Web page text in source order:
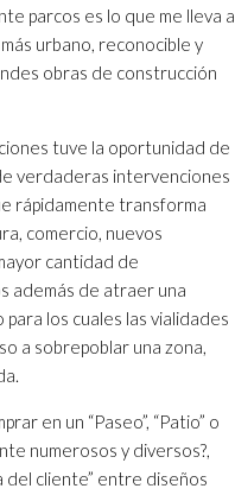
parcos es lo que me lleva a
urbano, reconocible y
obras de construcción
tuve la oportunidad de
verdaderas intervenciones
rápidamente transforma
comercio, nuevos
cantidad de
además de atraer una
los cuales las vialidades
a sobrepoblar una zona,
en un “Paseo”, “Patio” o
numerosos y diversos?,
del cliente” entre diseños